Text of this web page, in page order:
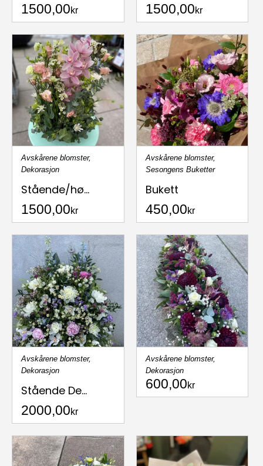
1500,00kr 1500,00kr
Avskårene blomster,
Dekorasjon
Stående/hø...
1500,00kr
Avskårene blomster,
Sesongens Buketter
Bukett
450,00kr
Avskårene blomster,
Dekorasjon
Stående De...
2000,00kr
Avskårene blomster,
Dekorasjon
600,00kr